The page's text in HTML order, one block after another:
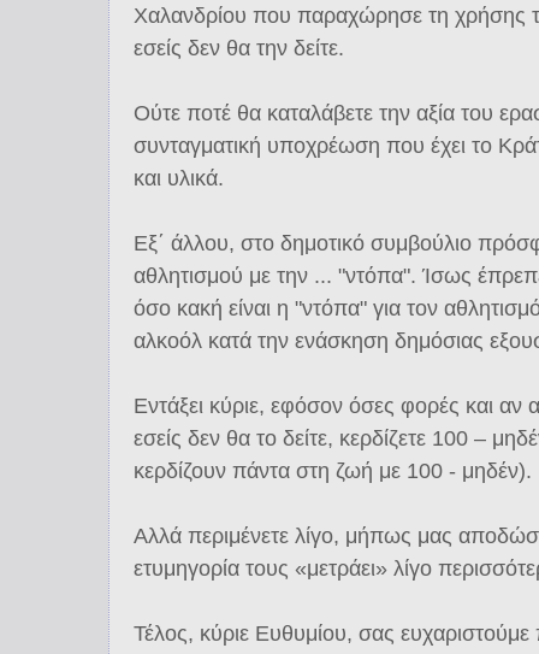
Χαλανδρίου που παραχώρησε τη
εσείς δεν θα την δείτε.
Ούτε ποτέ θα καταλάβετε την αξία του
συνταγματική υποχρέωση που έχει το
και υλικά.
Εξ΄ άλλου, στο δημοτικό συμβούλιο
αθλητισμού με την ... "ντόπα". Ίσως
όσο κακή είναι η "ντόπα" για τον
αλκοόλ κατά την ενάσκηση δημόσιας
Εντάξει κύριε, εφόσον όσες φορές και αν
εσείς δεν θα το δείτε, κερδίζετε 100 –
κερδίζουν πάντα στη ζωή με 100 - μηδέν).
Αλλά περιμένετε λίγο, μήπως μας
ετυμηγορία τους «μετράει» λίγο
Τέλος, κύριε Ευθυμίου, σας